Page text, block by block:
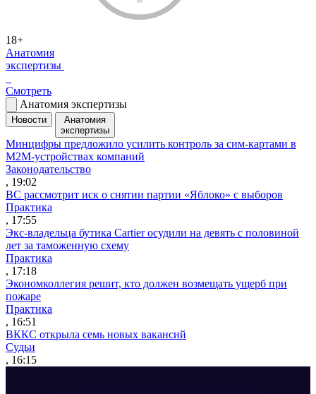
18+
Анатомия
экспертизы
Смотреть
Анатомия экспертизы
Новости
Анатомия
экспертизы
Минцифры предложило усилить контроль за сим-картами в
M2M-устройствах компаний
Законодательство
, 19:02
ВС рассмотрит иск о снятии партии «Яблоко» с выборов
Практика
, 17:55
Экс-владельца бутика Cartier осудили на девять с половиной
лет за таможенную схему
Практика
, 17:18
Экономколлегия решит, кто должен возмещать ущерб при
пожаре
Практика
, 16:51
ВККС открыла семь новых вакансий
Судьи
, 16:15